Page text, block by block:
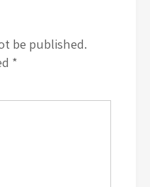
be published.
*